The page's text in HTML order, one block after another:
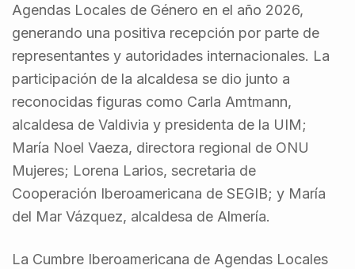
Agendas Locales de Género en el año 2026,
generando una positiva recepción por parte de
representantes y autoridades internacionales. La
participación de la alcaldesa se dio junto a
reconocidas figuras como Carla Amtmann,
alcaldesa de Valdivia y presidenta de la UIM;
María Noel Vaeza, directora regional de ONU
Mujeres; Lorena Larios, secretaria de
Cooperación Iberoamericana de SEGIB; y María
del Mar Vázquez, alcaldesa de Almería.
La Cumbre Iberoamericana de Agendas Locales